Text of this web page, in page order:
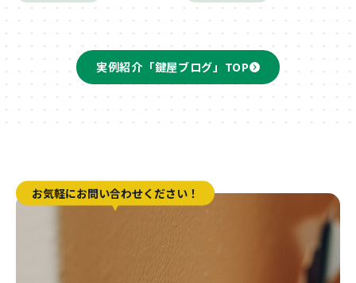
実例紹介「鍵屋ブログ」TOP
お気軽にお問い合わせください！